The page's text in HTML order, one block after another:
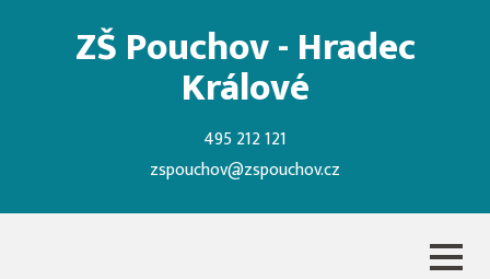
ZŠ Pouchov - Hradec
Králové
495 212 121
zspouchov@zspouchov.cz